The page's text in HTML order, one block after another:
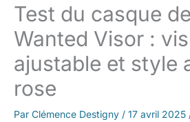
Test du casque
Wanted Visor :
ajustable et style
rose
Par Clémence Destigny / 17 avril 2025